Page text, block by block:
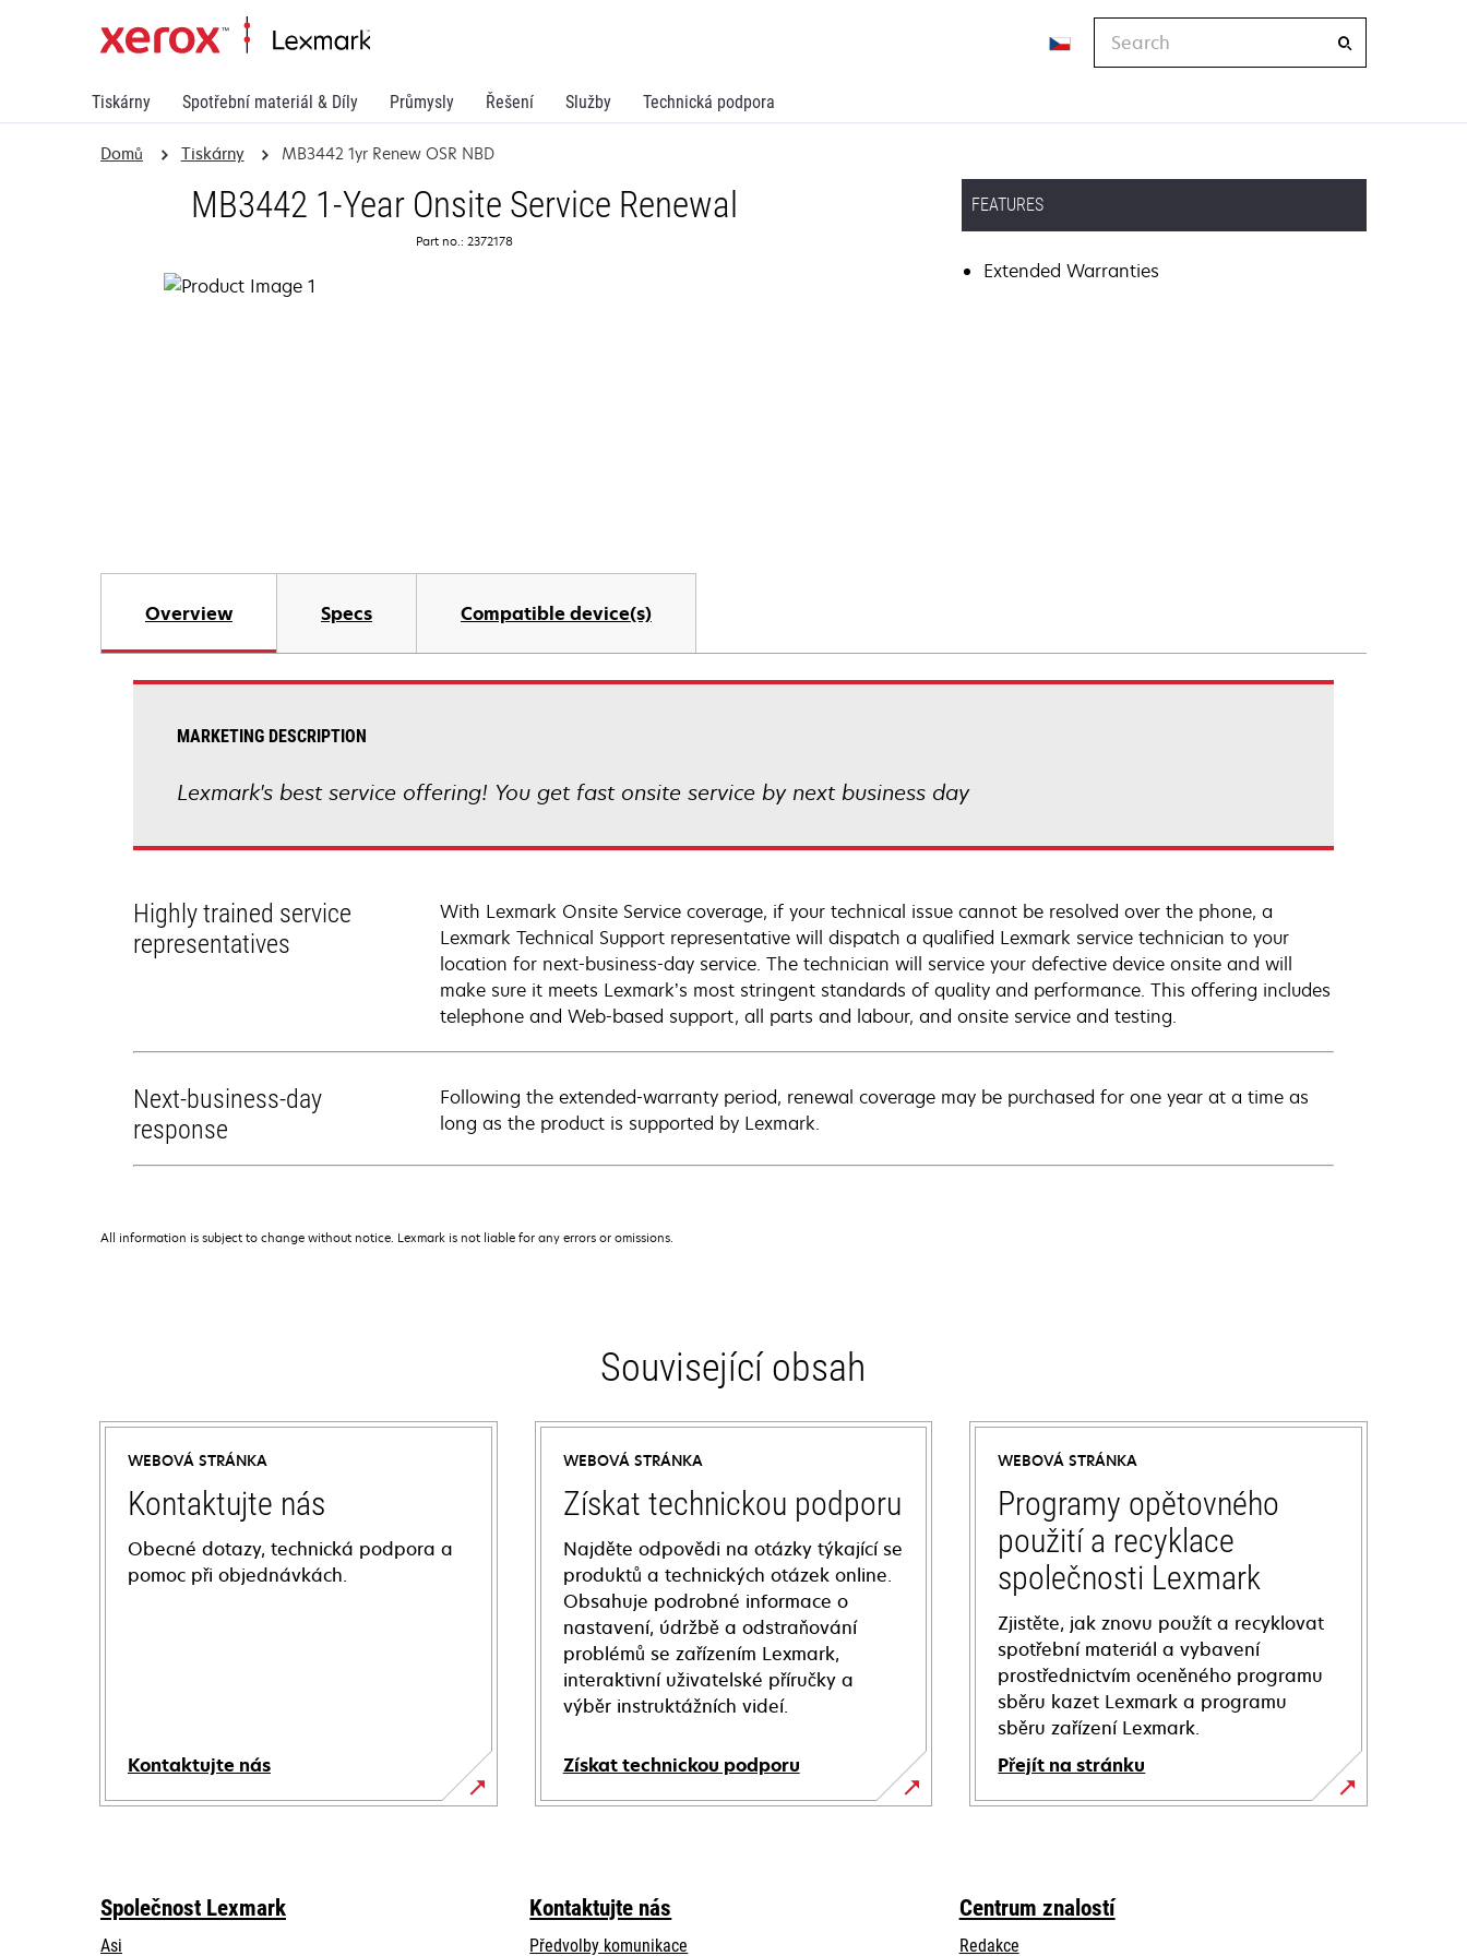
Tiskárny Spotřební materiál & Díly Průmysly Řešení Služby Technická podpora
Domů Tiskárny MB3442 1yr Renew OSR NBD
MB3442 1-Year Onsite Service Renewal
Part no.: 2372178
FEATURES
Extended Warranties
Overview Specs Compatible device(s)
MARKETING DESCRIPTION
Lexmark's best service offering! You get fast onsite service by next business day
Highly trained service
representatives
With Lexmark Onsite Service coverage, if your technical issue cannot be resolved over the phone, a
Lexmark Technical Support representative will dispatch a qualified Lexmark service technician to your
location for next-business-day service. The technician will service your defective device onsite and will
make sure it meets Lexmark’s most stringent standards of quality and performance. This offering includes
telephone and Web-based support, all parts and labour, and onsite service and testing.
Next-business-day
response
Following the extended-warranty period, renewal coverage may be purchased for one year at a time as
long as the product is supported by Lexmark.
All information is subject to change without notice. Lexmark is not liable for any errors or omissions.
Související obsah
WEBOVÁ STRÁNKA
Kontaktujte nás
Obecné dotazy, technická podpora a
pomoc při objednávkách.
Kontaktujte nás
WEBOVÁ STRÁNKA
Získat technickou podporu
Najděte odpovědi na otázky týkající se
produktů a technických otázek online.
Obsahuje podrobné informace o
nastavení, údržbě a odstraňování
problémů se zařízením Lexmark,
interaktivní uživatelské příručky a
výběr instruktážních videí.
Získat technickou podporu
opens
tab
WEBOVÁ STRÁNKA
Programy opětovného
použití a recyklace
společnosti Lexmark
Zjistěte, jak znovu použít a recyklovat
spotřební materiál a vybavení
prostřednictvím oceněného programu
sběru kazet Lexmark a programu
sběru zařízení Lexmark.
Přejít na stránku
Společnost Lexmark
Asi
Kontaktujte nás
Předvolby komunikace
Centrum znalostí
Redakce